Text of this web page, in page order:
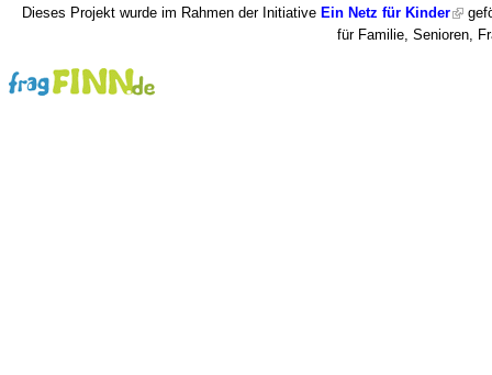
Dieses Projekt wurde im Rahmen der Initiative Ein Netz für Kinder
für Familie, Senioren,